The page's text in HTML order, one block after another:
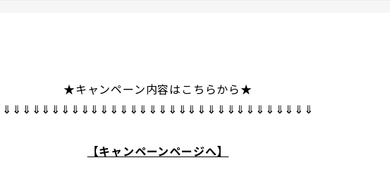
★キャンペーン内容はこちらから★
⇓⇓⇓⇓⇓⇓⇓⇓⇓⇓⇓⇓⇓⇓⇓⇓⇓⇓⇓⇓⇓⇓⇓⇓⇓⇓⇓⇓⇓⇓⇓⇓
【キャンペーンページへ】